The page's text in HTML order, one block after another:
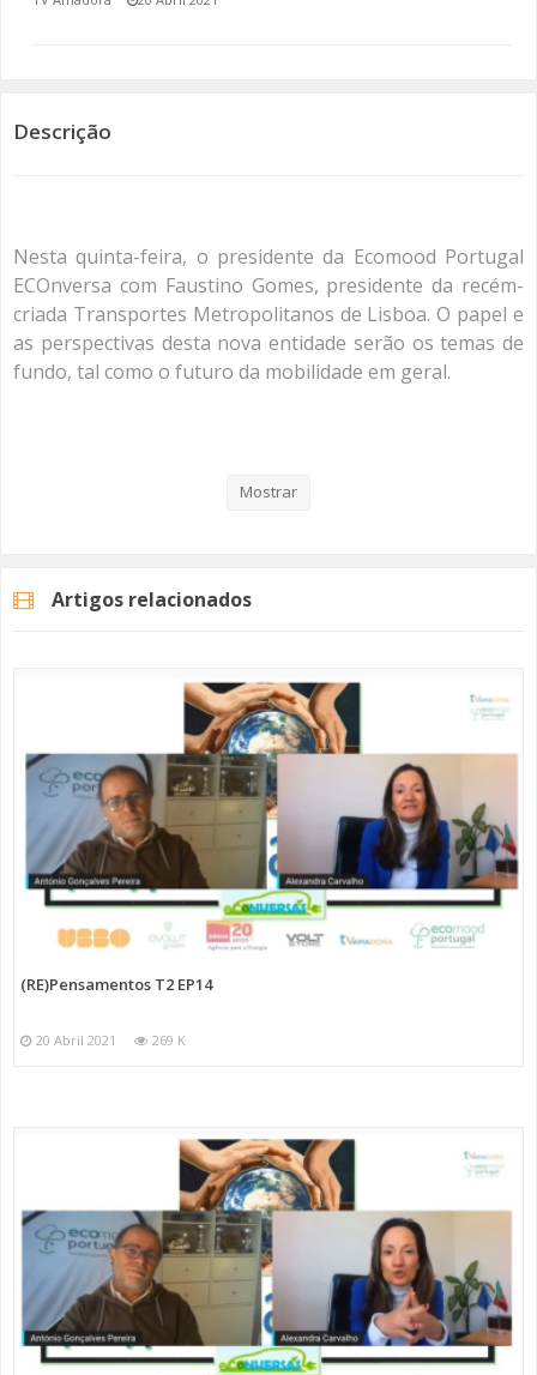
(RE) PENSAMENTOS
ECOMOVE-TE
HISTÓRIAS DE ABRIL
Descrição
Nesta quinta-feira, o presidente da Ecomood Portugal
ECOnversa com Faustino Gomes, presidente da recém-
criada Transportes Metropolitanos de Lisboa. O papel e
as perspectivas desta nova entidade serão os temas de
fundo, tal como o futuro da mobilidade em geral.
Mostrar
Artigos relacionados
(RE)Pensamentos T2 EP14
20 Abril 2021 269 K